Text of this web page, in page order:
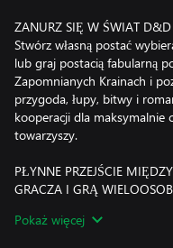
ZANURZ SIĘ W ŚWIAT D&D
Stwórz własną postać
lub graj postacią fabularną
Zapomnianych Krainach i
przygoda, łupy, bitwy i
kooperacji dla maksymalnie
towarzyszy.
PŁYNNE PRZEJŚCIE
GRACZA I GRĄ
Połącz siły z innymi
Pokaż więcej